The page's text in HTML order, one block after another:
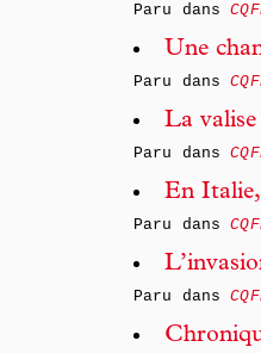
Paru dans
Une
Paru dans
La valise
Paru dans
En
Paru dans
Paru dans